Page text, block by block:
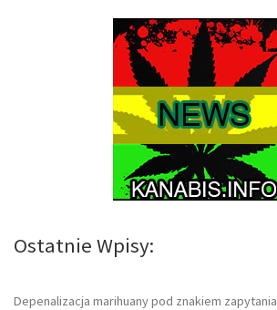
Ostatnie Wpisy:
Depenalizacja marihuany pod znakiem zapytania